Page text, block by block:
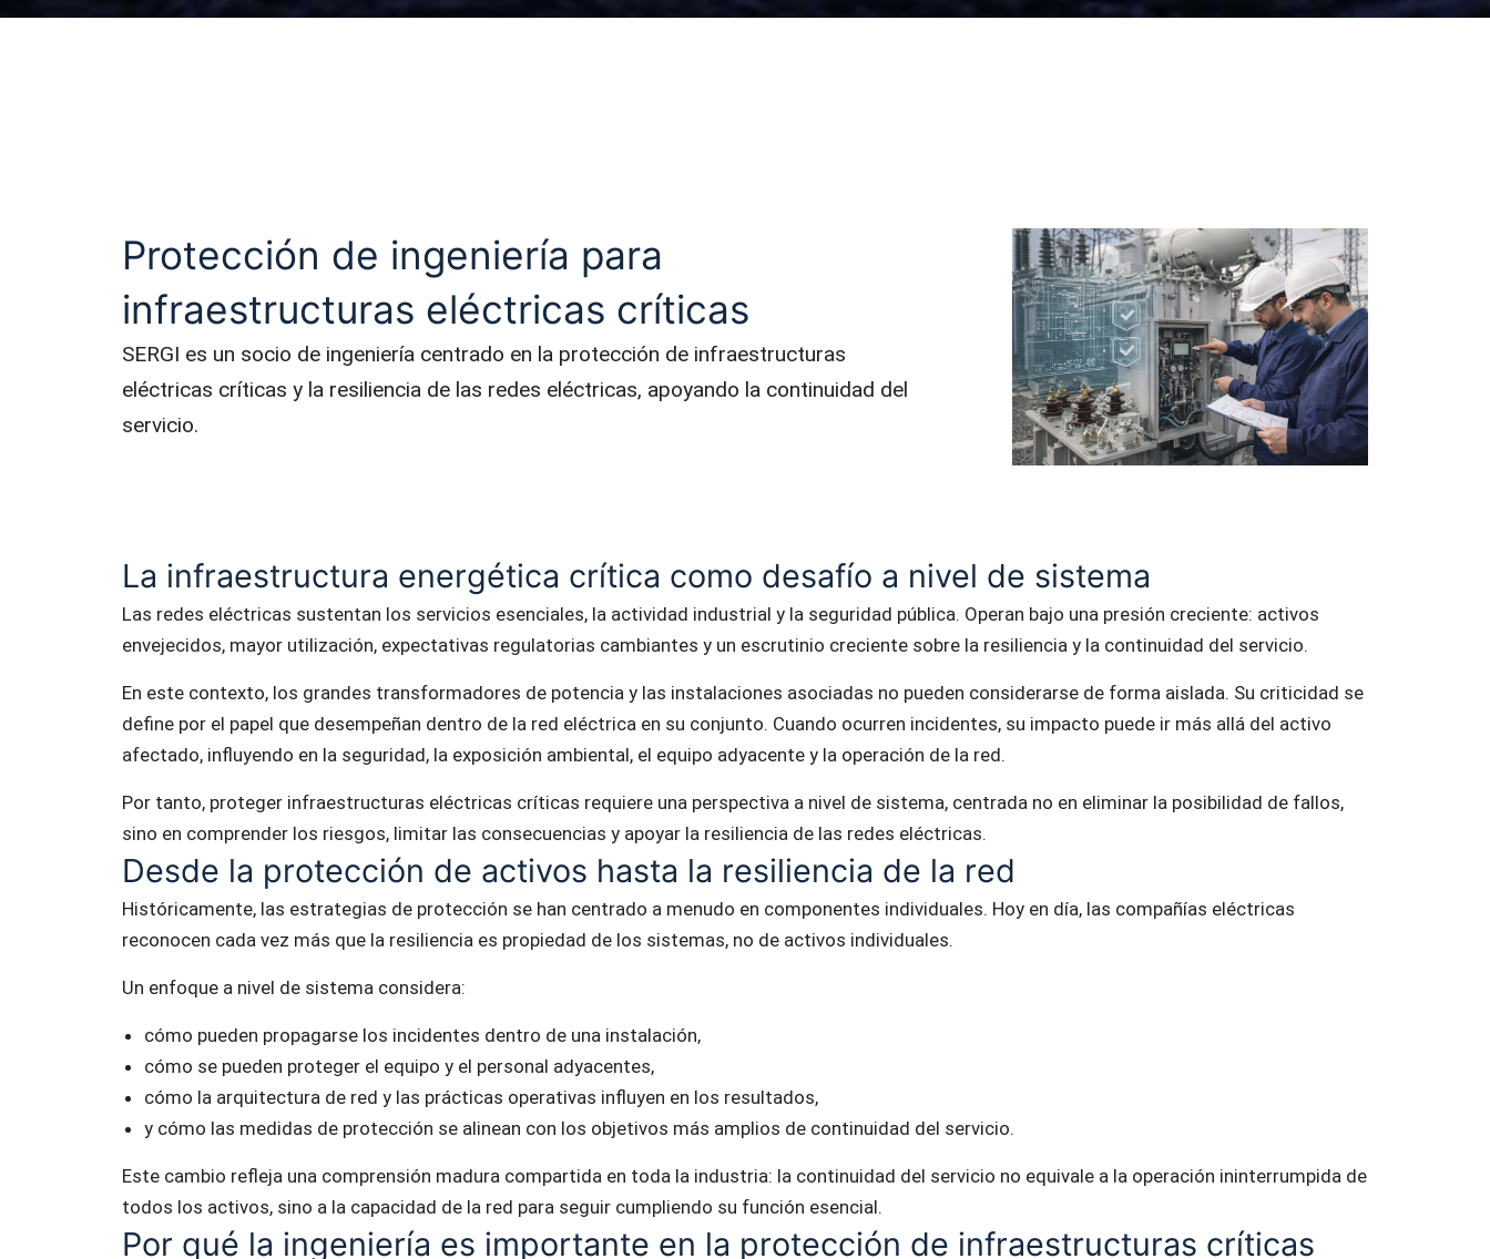
Protección de ingeniería para
infraestructuras eléctricas críticas
SERGI es un socio de ingeniería centrado en la protección de infraestructuras
eléctricas críticas y la resiliencia de las redes eléctricas, apoyando la continuidad del
servicio.
La infraestructura energética crítica como desafío a nivel de sistema
Las redes eléctricas sustentan los servicios esenciales, la actividad industrial y la seguridad pública. Operan bajo una presión creciente: activos
envejecidos, mayor utilización, expectativas regulatorias cambiantes y un escrutinio creciente sobre la resiliencia y la continuidad del servicio.
En este contexto, los grandes transformadores de potencia y las instalaciones asociadas no pueden considerarse de forma aislada. Su criticidad se
define por el papel que desempeñan dentro de la red eléctrica en su conjunto. Cuando ocurren incidentes, su impacto puede ir más allá del activo
afectado, influyendo en la seguridad, la exposición ambiental, el equipo adyacente y la operación de la red.
Por tanto, proteger infraestructuras eléctricas críticas requiere una perspectiva a nivel de sistema, centrada no en eliminar la posibilidad de fallos,
sino en comprender los riesgos, limitar las consecuencias y apoyar la resiliencia de las redes eléctricas.
Desde la protección de activos hasta la resiliencia de la red
Históricamente, las estrategias de protección se han centrado a menudo en componentes individuales. Hoy en día, las compañías eléctricas
reconocen cada vez más que la resiliencia es propiedad de los sistemas, no de activos individuales.
Un enfoque a nivel de sistema considera:
cómo pueden propagarse los incidentes dentro de una instalación,
cómo se pueden proteger el equipo y el personal adyacentes,
cómo la arquitectura de red y las prácticas operativas influyen en los resultados,
y cómo las medidas de protección se alinean con los objetivos más amplios de continuidad del servicio.
Este cambio refleja una comprensión madura compartida en toda la industria: la continuidad del servicio no equivale a la operación ininterrumpida de
todos los activos, sino a la capacidad de la red para seguir cumpliendo su función esencial.
Por qué la ingeniería es importante en la protección de infraestructuras críticas